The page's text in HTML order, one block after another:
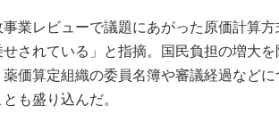
事業レビューで議題にあがった原価計算
せされている」と指摘。国民負担の増大
薬価算定組織の委員名簿や審議経過など
も盛り込んだ。